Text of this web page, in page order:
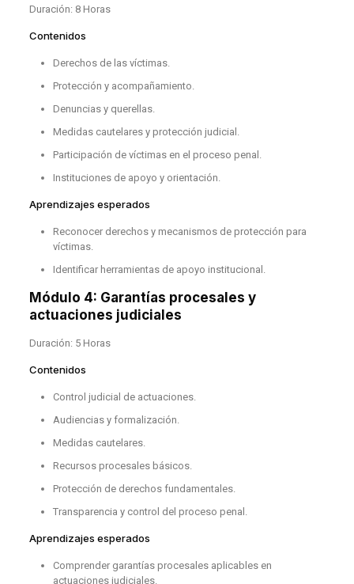
Duración: 8 Horas
Contenidos
Derechos de las víctimas.
Protección y acompañamiento.
Denuncias y querellas.
Medidas cautelares y protección judicial.
Participación de víctimas en el proceso penal.
Instituciones de apoyo y orientación.
Aprendizajes esperados
Reconocer derechos y mecanismos de protección para
víctimas.
Identificar herramientas de apoyo institucional.
Módulo 4: Garantías procesales y
actuaciones judiciales
Duración: 5 Horas
Contenidos
Control judicial de actuaciones.
Audiencias y formalización.
Medidas cautelares.
Recursos procesales básicos.
Protección de derechos fundamentales.
Transparencia y control del proceso penal.
Aprendizajes esperados
Comprender garantías procesales aplicables en
actuaciones judiciales.